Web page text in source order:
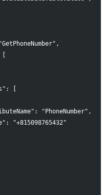
[
"PhoneNumber",
"+815098765432"